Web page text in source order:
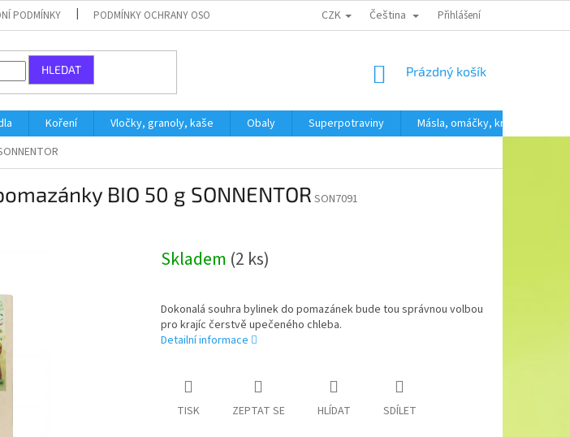
PODMÍNKY PODMÍNKY OCHRANY OSOBNÍCH ÚDAJŮ CZK Čeština Přihlášení
HLEDAT
NÁKUPNÍ
Prázdný košík
Koření Vločky, granoly, kaše Obaly Superpotraviny Másla, omáčky, krémy
BIO 50 g SONNENTORSON7091
Skladem (2 ks)
Dokonalá souhra bylinek do pomazánek bude tou správnou volbou
pro krajíc čerstvě upečeného chleba.
Detailní informace
TISK ZEPTAT SE HLÍDAT SDÍLET